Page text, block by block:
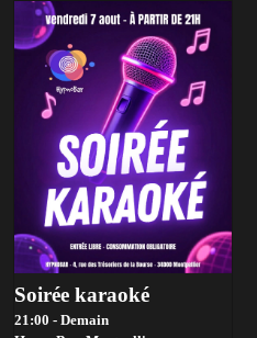
Soirée karaoké
21:00 - Demain